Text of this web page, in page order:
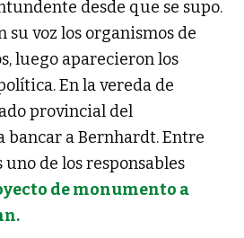
desde que se supo.
voz los organismos de
luego aparecieron los
En la vereda de
provincial del
bancar a Bernhardt. Entre
de los responsables
de monumento a